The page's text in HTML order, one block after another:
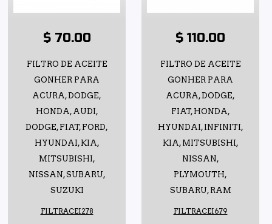
$ 70.00
FILTRO DE ACEITE
GONHER PARA
ACURA, DODGE,
HONDA, AUDI,
DODGE, FIAT, FORD,
HYUNDAI, KIA,
MITSUBISHI,
NISSAN, SUBARU,
SUZUKI
FILTRACEI278
$ 110.00
FILTRO DE ACEITE
GONHER PARA
ACURA, DODGE,
FIAT, HONDA,
HYUNDAI, INFINITI,
KIA, MITSUBISHI,
NISSAN,
PLYMOUTH,
SUBARU, RAM
FILTRACEI679